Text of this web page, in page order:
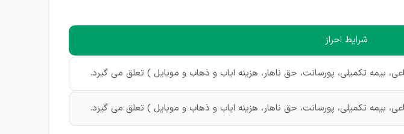
شرایط احراز
بیمه تکمیلی، پورسانت، حق ناهار، هزینه‌ ایاب و ذهاب و موبایل ) تعلق می گیرد.
بیمه تکمیلی، پورسانت، حق ناهار، هزینه‌ ایاب و ذهاب و موبایل ) تعلق می گیرد.